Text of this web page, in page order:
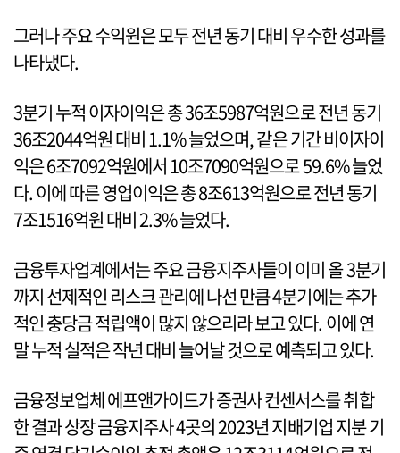
그러나 주요 수익원은 모두 전년 동기 대비 우수한 성과를
나타냈다.
3분기 누적 이자이익은 총 36조5987억원으로 전년 동기
36조2044억원 대비 1.1% 늘었으며, 같은 기간 비이자이
익은 6조7092억원에서 10조7090억원으로 59.6% 늘었
다. 이에 따른 영업이익은 총 8조613억원으로 전년 동기
7조1516억원 대비 2.3% 늘었다.
금융투자업계에서는 주요 금융지주사들이 이미 올 3분기
까지 선제적인 리스크 관리에 나선 만큼 4분기에는 추가
적인 충당금 적립액이 많지 않으리라 보고 있다. 이에 연
말 누적 실적은 작년 대비 늘어날 것으로 예측되고 있다.
금융정보업체 에프앤가이드가 증권사 컨센서스를 취합
한 결과 상장 금융지주사 4곳의 2023년 지배기업 지분 기